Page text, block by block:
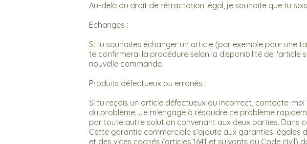
Au-delà du droit de rétractation légal, je souhaite que tu
Échanges :
Si tu souhaites échanger un article (par exemple pour une
te confirmerai la procédure selon la disponibilité de l'article
nouvelle commande.
Produits défectueux ou erronés :
Si tu reçois un article défectueux ou incorrect, contacte-
du problème. Je m'engage à résoudre ce problème
par toute autre solution convenant aux deux parties. Dans
Cette garantie commerciale s'ajoute aux garanties légales
et des vices cachés (articles 1641 et suivants du Code civil)